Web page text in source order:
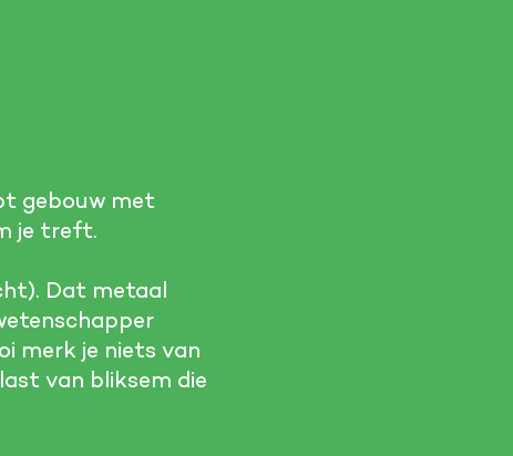
gebouw met
je treft.
Dat metaal
merk je niets van
van bliksem die